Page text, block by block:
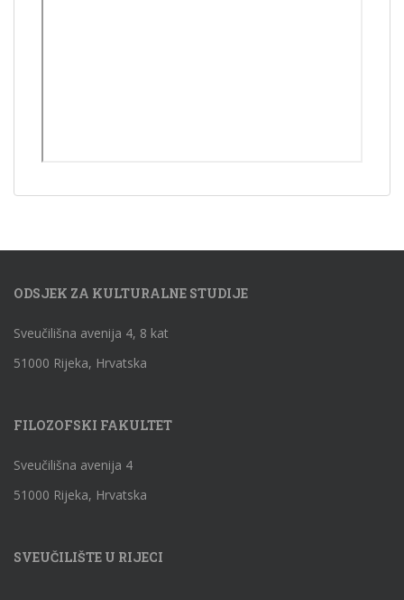
ODSJEK ZA KULTURALNE STUDIJE
Sveučilišna avenija 4, 8 kat
51000 Rijeka, Hrvatska
FILOZOFSKI FAKULTET
Sveučilišna avenija 4
51000 Rijeka, Hrvatska
SVEUČILIŠTE U RIJECI